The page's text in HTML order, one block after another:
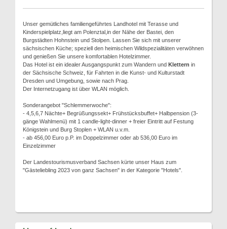
Unser gemütliches familiengeführtes Landhotel mit Terasse und
Kinderspielplatz,liegt am Polenztal,in der Nähe der Bastei, den
Burgstädten Hohnstein und Stolpen. Lassen Sie sich mit unserer
sächsischen Küche; speziell den heimischen Wildspezialitäten verwöhnen
und genießen Sie unsere komfortablen Hotelzimmer.
Das Hotel ist ein idealer Ausgangspunkt zum Wandern und Klettern in
der Sächsische Schweiz, für Fahrten in die Kunst- und Kulturstadt
Dresden und Umgebung, sowie nach Prag.
Der Internetzugang ist über WLAN möglich.
Sonderangebot "Schlemmerwoche":
- 4,5,6,7 Nächte+ Begrüßungssekt+ Frühstücksbuffet+ Halbpension (3-
gänge Wahlmenü) mit 1 candle-light-dinner + freier Eintritt auf Festung
Königstein und Burg Stoplen + WLAN u.v.m.
- ab 456,00 Euro p.P. im Doppelzimmer oder ab 536,00 Euro im
Einzelzimmer
Der Landestourismusverband Sachsen kürte unser Haus zum
"Gästeliebling 2023 von ganz Sachsen" in der Kategorie "Hotels".